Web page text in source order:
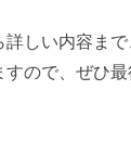
しい内容ま
ので、ぜひ